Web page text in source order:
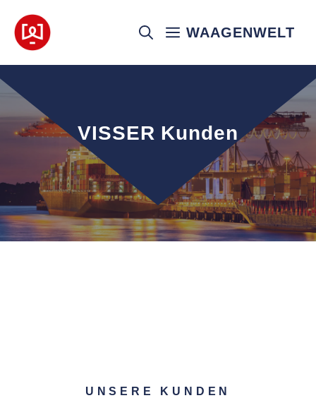
Inhalt
springen
WAAGENWELT
VISSER Kunden
UNSERE KUNDEN